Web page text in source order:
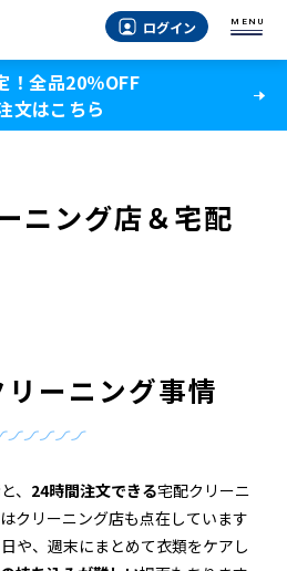
ログイン MENU
！全品20％OFF
文はこちら
ニング店＆宅配
ーニング事情
、 24時間注文できる宅配クリーニ
クリーニング店も点在しています
や、週末にまとめて衣類をケアし